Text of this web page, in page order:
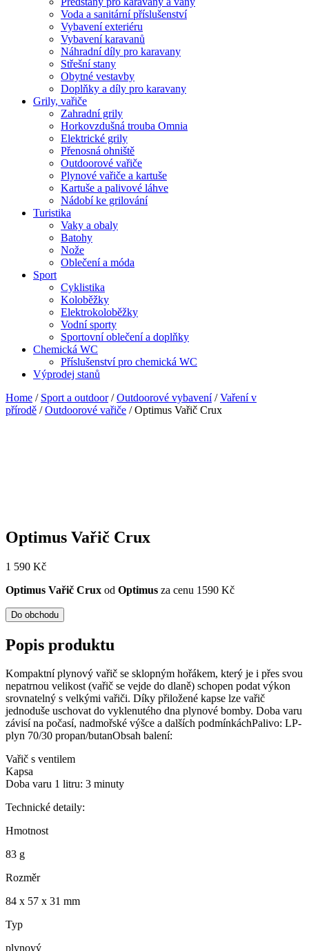
Voda a sanitární příslušenství
Vybavení exteriéru
Vybavení karavanů
Náhradní díly pro karavany
Střešní stany
Obytné vestavby
Doplňky a díly pro karavany
Grily, vařiče
Zahradní grily
Horkovzdušná trouba Omnia
Elektrické grily
Přenosná ohniště
Outdoorové vařiče
Plynové vařiče a kartuše
Kartuše a palivové láhve
Nádobí ke grilování
Turistika
Vaky a obaly
Batohy
Nože
Oblečení a móda
Sport
Cyklistika
Koloběžky
Elektrokoloběžky
Vodní sporty
Sportovní oblečení a doplňky
Chemická WC
Příslušenství pro chemická WC
Výprodej stanů
Home / Sport a outdoor/Outdoorové vybavení/Vaření v
přírodě /Outdoorové vařiče / Optimus Vařič Crux
Optimus Vařič Crux
1 590 Kč
Optimus Vařič Crux od Optimus za cenu 1590 Kč
Do obchodu
Popis produktu
Kompaktní plynový vařič se sklopným hořákem, který je i přes svou
nepatrnou velikost (vařič se vejde do dlaně) schopen podat výkon
srovnatelný s velkými vařiči. Díky přiložené kapse lze vařič
jednoduše uschovat do vyklenutého dna plynové bomby. Doba varu
závisí na počasí, nadmořské výšce a dalších podmínkáchPalivo: LP-
plyn 70/30 propan/butanObsah balení:
Vařič s ventilem
Kapsa
Doba varu 1 litru: 3 minuty
Technické detaily:
Hmotnost
83 g
Rozměr
84 x 57 x 31 mm
Typ
plynový